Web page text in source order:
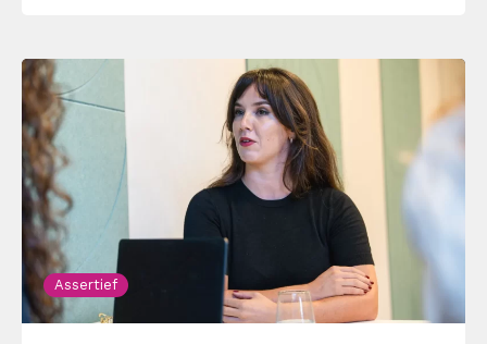
[…]
Assertief